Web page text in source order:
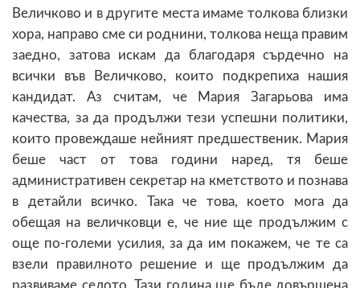
Величково и в другите места имаме толкова близки
хора, направо сме си роднини, толкова неща правим
заедно, затова искам да благодаря сърдечно на
всички във Величково, които подкрепиха нашия
кандидат. Аз считам, че Мария Загарьова има
качества, за да продължи тези успешни политики,
които провеждаше нейният предшественик. Мария
беше част от това години наред, тя беше
административен секретар на кметството и познава
в детайли всичко. Така че това, което мога да
обещая на величковци е, че ние ще продължим с
още по-големи усилия, за да им покажем, че те са
взели правилното решение и ще продължим да
развиваме селото. Тази година ще бъде довършена